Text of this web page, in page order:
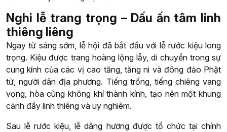
Nghi lễ trang trọng – Dấu ấn tâm linh
thiêng liêng
Ngay từ sáng sớm, lễ hội đã bắt đầu với lễ rước kiệu long
trọng. Kiệu được trang hoàng lộng lẫy, di chuyển trong sự
cung kính của các vị cao tăng, tăng ni và đông đảo Phật
tử, người dân địa phương. Tiếng trống, tiếng chiêng vang
vọng, hòa cùng không khí thành kính, tạo nên một khung
cảnh đầy linh thiêng và uy nghiêm.
Sau lễ rước kiệu, lễ dâng hương được tổ chức tại chính